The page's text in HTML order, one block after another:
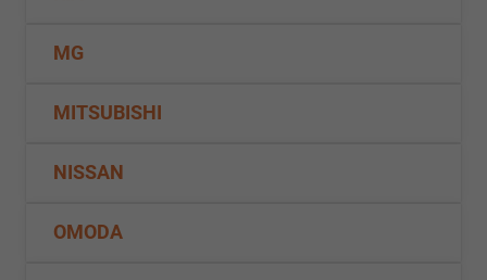
MG
MITSUBISHI
NISSAN
OMODA